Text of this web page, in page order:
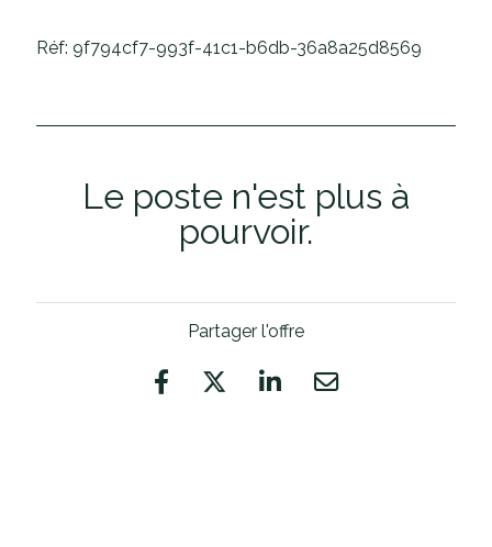
Réf: 9f794cf7-993f-41c1-b6db-36a8a25d8569
Le poste n'est plus à
pourvoir.
Partager l'offre